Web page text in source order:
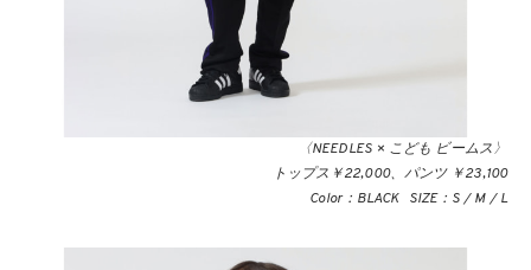
〈NEEDLES × こども ビームス〉
トップス￥22,000、パンツ ￥23,100
Color：BLACK SIZE：S / M / L